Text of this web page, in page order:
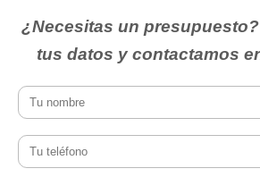
¿Necesitas un
tus datos y contactamos